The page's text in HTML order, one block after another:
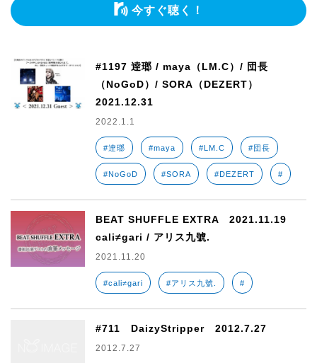
今すぐ聴く！
#1197 逹瑯 / maya（LM.C）/ 団長
（NoGoD）/ SORA（DEZERT）
2021.12.31
2022.1.1
#逹瑯 #maya #LM.C #団長
#NoGoD #SORA #DEZERT #
BEAT SHUFFLE EXTRA 2021.11.19
cali≠gari / アリス九號.
2021.11.20
#cali≠gari #アリス九號. #
#711 DaizyStripper 2012.7.27
2012.7.27